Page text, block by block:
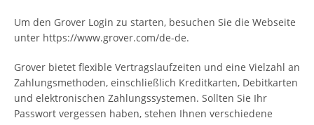
Um den Grover Login zu starten, besuchen Sie die Webseite
unter https://www.grover.com/de-de.
Grover bietet flexible Vertragslaufzeiten und eine Vielzahl an
Zahlungsmethoden, einschließlich Kreditkarten, Debitkarten
und elektronischen Zahlungssystemen. Sollten Sie Ihr
Passwort vergessen haben, stehen Ihnen verschiedene